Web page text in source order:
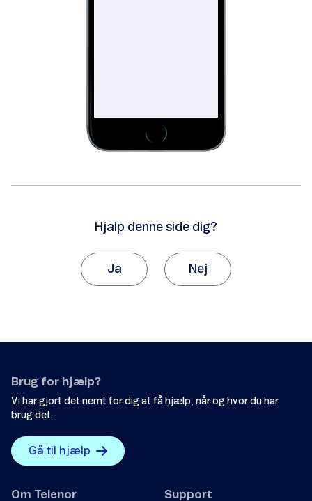
Hjalp denne side dig?
Ja Nej
Der er ikke nok eksempler.
Oplysningerne løser ikke mit problem.
Brug for hjælp?
Vi har gjort det nemt for dig at få hjælp, når og hvor du har
brug det.
Gå til hjælp
Om Telenor Support